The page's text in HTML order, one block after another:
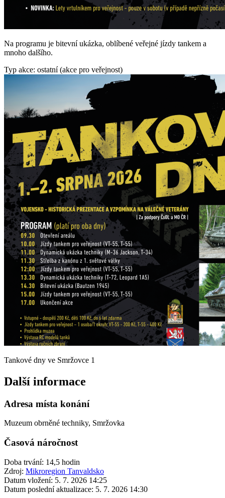
Na programu je bitevní ukázka, oblíbené veřejné jízdy tankem a
mnoho dalšího.
Typ akce: ostatní (akce pro veřejnost)
Tankové dny ve Smržovce 1
Další informace
Adresa místa konání
Muzeum obrněné techniky, Smržovka
Časová náročnost
Doba trvání: 14,5 hodin
Zdroj: Mikroregion Tanvaldsko
Datum vložení: 5. 7. 2026 14:25
Datum poslední aktualizace: 5. 7. 2026 14:30